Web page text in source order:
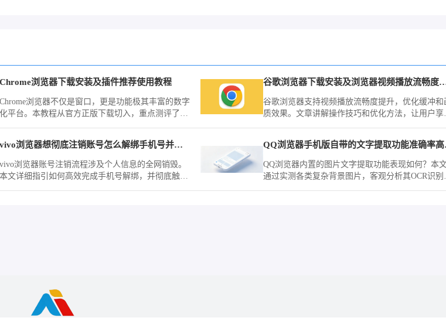
Chrome浏览器下载安装及插件推荐使用教程
Chrome浏览器不仅是窗口，更是功能极其丰富的数字
化平台。本教程从官方正版下载切入，重点测评了数
成为处理海量资讯与复杂任务的生产力中心。
谷歌浏览器下载安装及浏览器视
谷歌浏览器支持视频播放流畅度提升，优化缓冲和
质效果。文章讲解操作技巧和优化方法，让用户享
vivo浏览器想彻底注销账号怎么解绑手机号并清除所有记录
vivo浏览器账号注销流程涉及个人信息的全网销毁。
本文详细指引如何高效完成手机号解绑，并彻底触发
QQ
QQ浏览器内置的图片文字提取功能表现如何？本
通过实测各类复杂背景图片，客观分析其OCR识别